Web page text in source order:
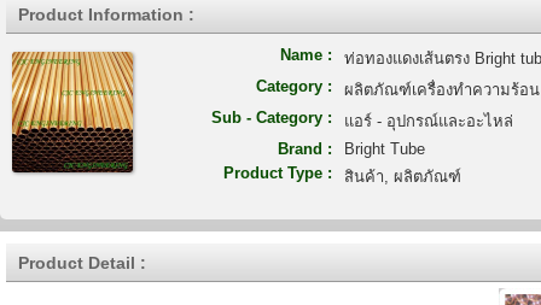
Product Information :
Name :
ท่อทองแดงเส้นตรง Bright
Category :
ผลิตภัณฑ์เครื่องทำความร้อ
Sub - Category :
แอร์ - อุปกรณ์และอะไหล่
Brand :
Bright Tube
Product Type :
สินค้า, ผลิตภัณฑ์
Product Detail :